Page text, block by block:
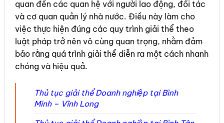
quan đến các quan hệ với người lao động, đối tác
và cơ quan quản lý nhà nước. Điều này làm cho
việc thực hiện đúng các quy trình giải thể theo
luật pháp trở nên vô cùng quan trọng, nhằm đảm
bảo rằng quá trình giải thể diễn ra một cách nhanh
chóng và hiệu quả.
Thủ tục giải thể Doanh nghiệp tại Bình
Minh – Vĩnh Long